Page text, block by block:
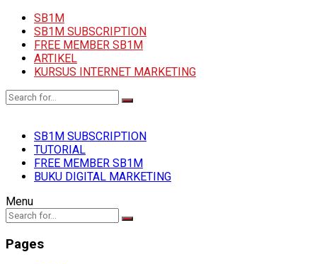
SB1M
SB1M SUBSCRIPTION
FREE MEMBER SB1M
ARTIKEL
KURSUS INTERNET MARKETING
SB1M SUBSCRIPTION
TUTORIAL
FREE MEMBER SB1M
BUKU DIGITAL MARKETING
Menu
Pages